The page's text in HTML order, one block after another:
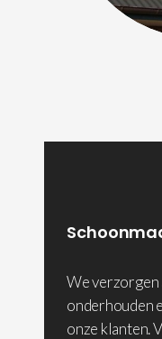
We verzorgen
onderhouden
onze klanten.